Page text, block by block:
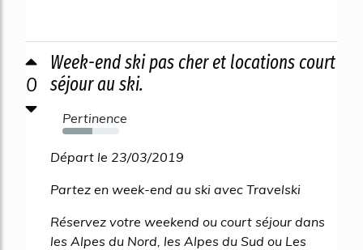
0
Week-end ski pas cher et locations court
séjour au ski.
Pertinence
53%
Départ le 23/03/2019
Partez en week-end au ski avec Travelski
Réservez votre weekend ou court séjour dans
les Alpes du Nord, les Alpes du Sud ou Les